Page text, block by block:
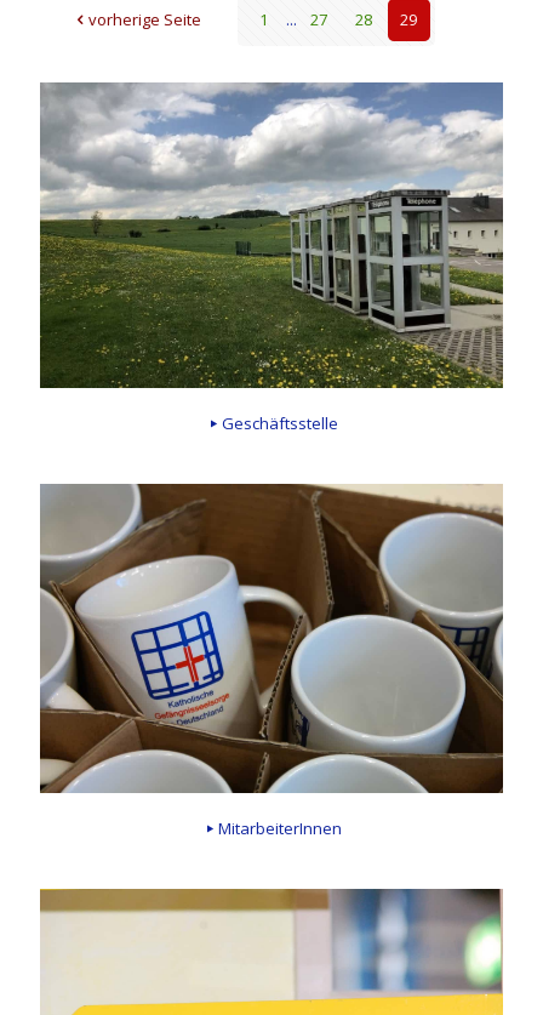
vorherige Seite 1 ... 27 28 29
Geschäftsstelle
MitarbeiterInnen